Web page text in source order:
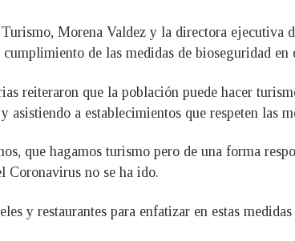
Morena Valdez y la directora
de las medidas de bioseguridad
reiteraron que la población puede hacer
asistiendo a establecimientos que respeten las
que hagamos turismo pero de una forma
Coronavirus no se ha ido.
y restaurantes para enfatizar en estas